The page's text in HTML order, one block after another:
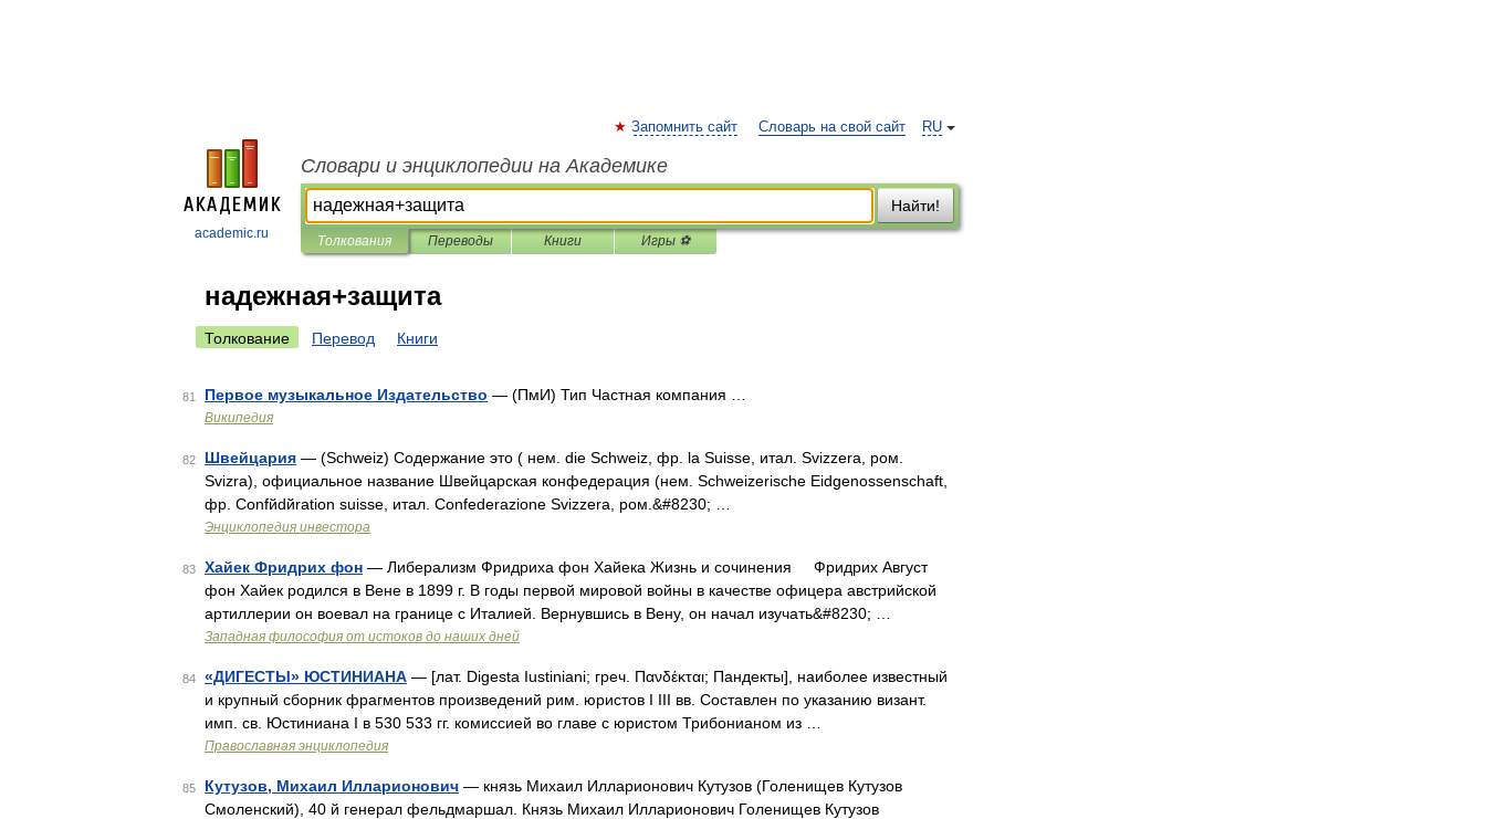
academic.ru
RU
Запомнить сайт Словарь на свой сайт
Словари и энциклопедии на Академике
Найти!
Толкования Переводы Книги Игры ⚽
надежная+защита
Толкование Перевод Книги
81 Первое музыкальное Издательство — (ПмИ) Тип Частная компания …
Википедия
82 Швейцария — (Schweiz) Содержание это ( нем. die Schweiz, фр. la Suisse, итал. Svizzera, ром.
Svizra), официальное название Швейцарская конфедерация (нем. Schweizerische Eidgenossenschaft,
фр. Confйdйration suisse, итал. Confederazione Svizzera, ром.&#8230; …
Энциклопедия инвестора
83 Хайек Фридрих фон — Либерализм Фридриха фон Хайека Жизнь и сочинения Фридрих Август
фон Хайек родился в Вене в 1899 г. В годы первой мировой войны в качестве офицера австрийской
артиллерии он воевал на границе с Италией. Вернувшись в Вену, он начал изучать&#8230; …
Западная философия от истоков до наших дней
84 «ДИГЕСТЫ» ЮСТИНИАНА — [лат. Digesta Iustiniani; греч. Πανδέκται; Пандекты], наиболее известный
и крупный сборник фрагментов произведений рим. юристов I III вв. Составлен по указанию визант.
имп. св. Юстиниана I в 530 533 гг. комиссией во главе с юристом Трибонианом из …
Православная энциклопедия
85 Кутузов, Михаил Илларионович — князь Михаил Илларионович Кутузов (Голенищев Кутузов
Смоленский), 40 й генерал фельдмаршал. Князь Михаил Илларионович Голенищев Кутузов